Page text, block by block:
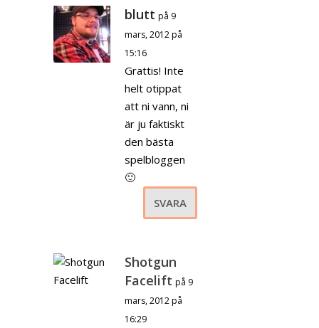
blutt på 9
mars, 2012 på
15:16
Grattis! Inte
helt otippat
att ni vann, ni
är ju faktiskt
den bästa
spelbloggen
🙂
SVARA
Shotgun
Facelift på 9
mars, 2012 på
16:29